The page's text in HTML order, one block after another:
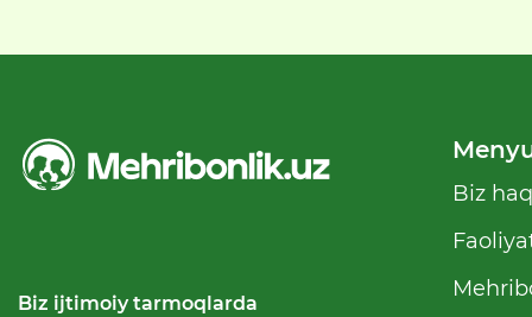
Biz ijtimoiy tarmoqlarda
Biz